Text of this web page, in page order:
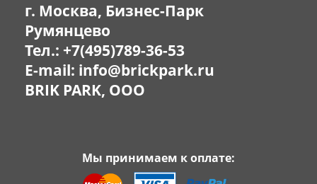
г. Москва, Бизнес-Парк
Румянцево
Тел.: +7(495)789-36-53
E-mail: info@brickpark.ru
BRIK PARK, OOO
Мы принимаем к оплате: